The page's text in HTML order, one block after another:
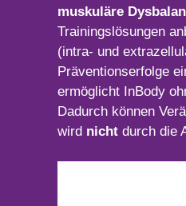
muskuläre
Trainingslösungen
(intra- und
Präventionserfolge
ermöglicht InBody
Dadurch können
wird nicht durch die